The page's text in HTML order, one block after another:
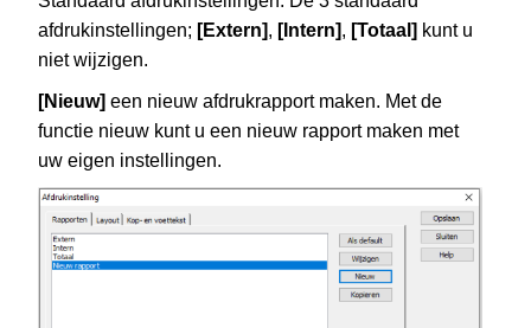
afdrukinstellingen; [Extern], [Intern], [Totaal] kunt u
niet wijzigen.
[Nieuw] een nieuw afdrukrapport maken. Met de
functie nieuw kunt u een nieuw rapport maken met
uw eigen instellingen.